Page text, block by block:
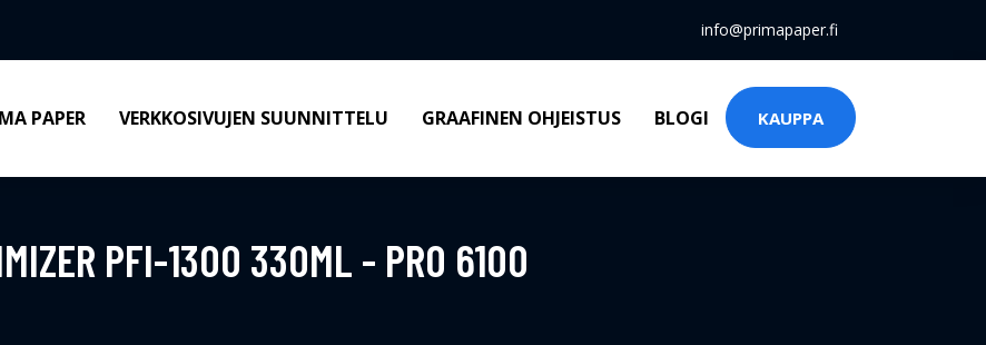
info@primapaper.fi
PAPER VERKKOSIVUJEN SUUNNITTELU GRAAFINEN OHJEISTUS BLOGI KAUPPA
PFI-1300 330ML - PRO 6100